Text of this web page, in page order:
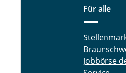
Für alle
Jobbörse